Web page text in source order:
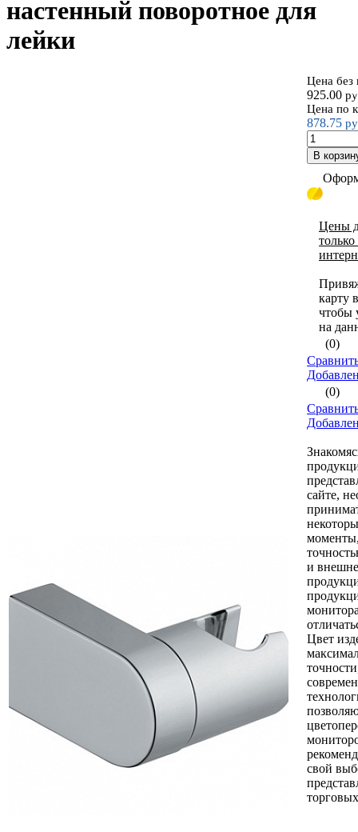
настенный поворотное для
лейки
Цена без
925.00
Цена по
878.75
В
Цены
карту
чтобы
на
(0)
(0)
сайте,
и
Цвет
свой